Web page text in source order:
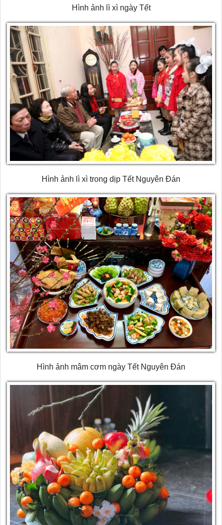
Hình ảnh lì xì ngày Tết
Hình ảnh lì xì trong dịp Tết Nguyên Đán
Hình ảnh mâm cơm ngày Tết Nguyên Đán